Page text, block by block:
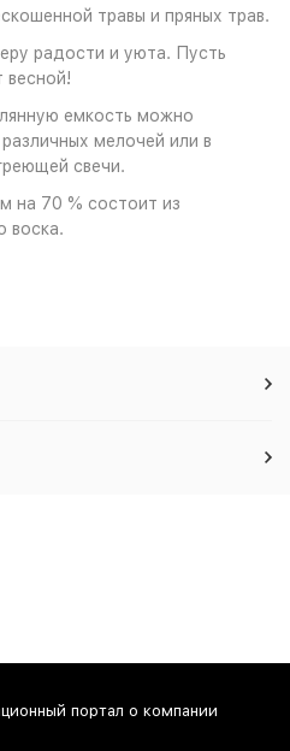
травы и пряных трав.
радости и уюта. Пусть
емкость можно
мелочей или в
свечи.
на 70 % состоит из
воска.
портал о компании